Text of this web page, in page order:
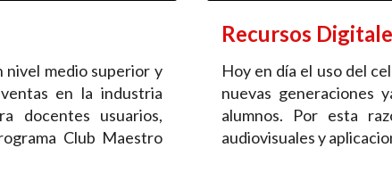
nivel medio superior y
en la industria
docentes usuarios,
Club Maestro
Recursos
Hoy en día el uso del
nuevas generaciones
alumnos. Por esta
audiovisuales y